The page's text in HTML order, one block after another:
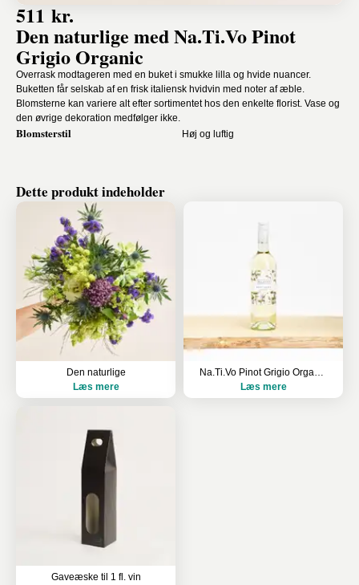
511 kr.
Den naturlige med Na.Ti.Vo Pinot
Grigio Organic
Overrask modtageren med en buket i smukke lilla og hvide nuancer.
Buketten får selskab af en frisk italiensk hvidvin med noter af æble.
Blomsterne kan variere alt efter sortimentet hos den enkelte florist. Vase og
den øvrige dekoration medfølger ikke.
Blomsterstil Høj og luftig
Dette produkt indeholder
Den naturlige
Læs mere
Na.Ti.Vo Pinot Grigio Organic, Sicilien, Italy
Læs mere
Gaveæske til 1 fl. vin